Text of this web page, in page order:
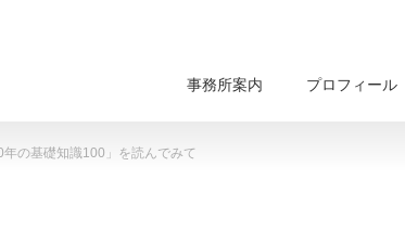
事務所案内 プロフィール
年の基礎知識100」を読んでみて